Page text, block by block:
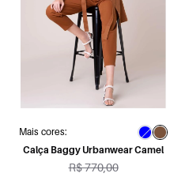
Mais cores:
Calça Baggy Urbanwear Camel
R$ 770,00